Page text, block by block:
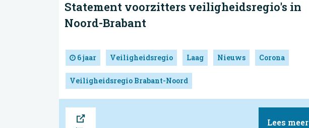
Statement voorzitters veiligheidsregio's in
Noord-Brabant
6 jaar Veiligheidsregio Laag Nieuws Corona
Veiligheidsregio Brabant-Noord
Lees meer